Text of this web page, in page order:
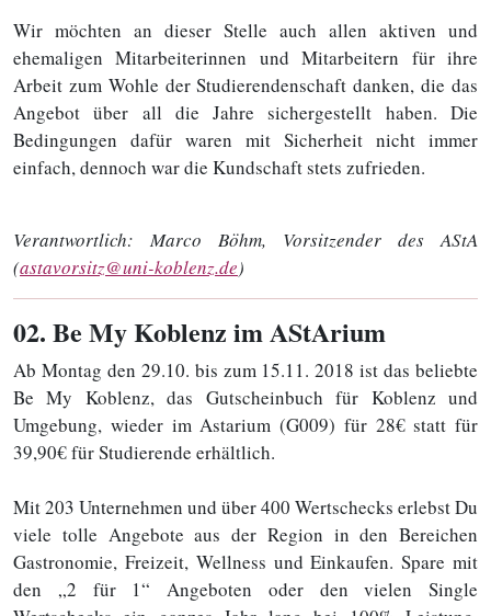
Wir möchten an dieser Stelle auch allen aktiven und
ehemaligen Mitarbeiterinnen und Mitarbeitern für ihre
Arbeit zum Wohle der Studierendenschaft danken, die das
Angebot über all die Jahre sichergestellt haben. Die
Bedingungen dafür waren mit Sicherheit nicht immer
einfach, dennoch war die Kundschaft stets zufrieden.
Verantwortlich: Marco Böhm, Vorsitzender des AStA
(astavorsitz@uni-koblenz.de)
02. Be My Koblenz im AStArium
Ab Montag den 29.10. bis zum 15.11. 2018 ist das beliebte
Be My Koblenz, das Gutscheinbuch für Koblenz und
Umgebung, wieder im Astarium (G009) für 28€ statt für
39,90€ für Studierende erhältlich.
Mit 203 Unternehmen und über 400 Wertschecks erlebst Du
viele tolle Angebote aus der Region in den Bereichen
Gastronomie, Freizeit, Wellness und Einkaufen. Spare mit
den „2 für 1“ Angeboten oder den vielen Single